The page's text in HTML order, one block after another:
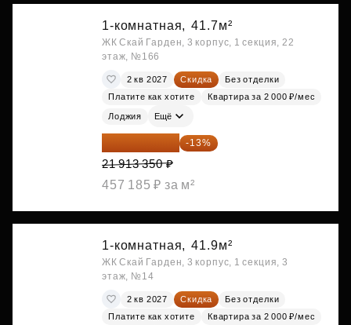
1-комнатная, 41.7м²
ЖК Скай Гарден, 3 корпус, 1 секция, 22
этаж, №166
2 кв 2027 Скидка
Без отделки
Платите как хотите
Квартира за 2 000 ₽/мес
Лоджия Ещё
19 064 615 ₽ -13%
21 913 350 ₽
457 185 ₽ за м²
1-комнатная, 41.9м²
ЖК Скай Гарден, 3 корпус, 1 секция, 3
этаж, №14
2 кв 2027 Скидка
Без отделки
Платите как хотите
Квартира за 2 000 ₽/мес